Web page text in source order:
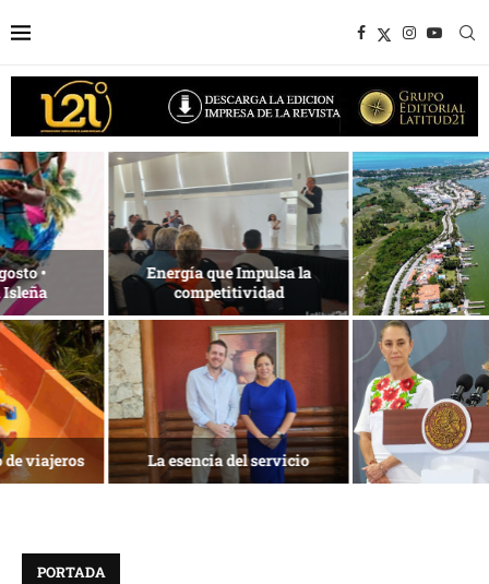
Desarrollo en disputa… ¿Hasta
dónde crecer?
Más allá del descanso
La nueva agenda de Quintana
Roo
1 de agosto • Torneo de Golf
ACOTUR
PORTADA